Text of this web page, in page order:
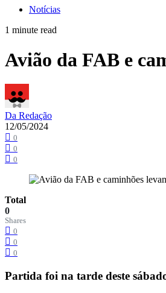
Notícias
1 minute read
Avião da FAB e
Da Redação
12/05/2024
0
0
0
Total
0
Shares
0
0
0
Partida foi na tarde deste